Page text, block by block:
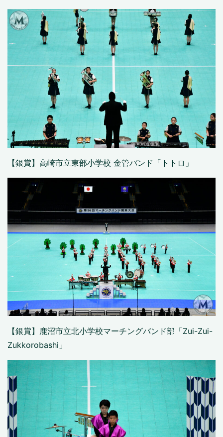
【銀賞】高崎市立東部小学校 金管バンド「トトロ」
【銀賞】鹿沼市立北小学校マーチングバンド部「Zui-Zui-
Zukkorobashi」